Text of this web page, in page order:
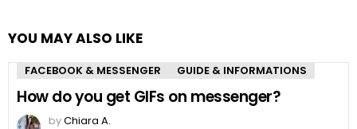
YOU MAY ALSO LIKE
FACEBOOK & MESSENGER GUIDE & INFORMATIONS
How do you get GIFs on messenger?
byChiara A.